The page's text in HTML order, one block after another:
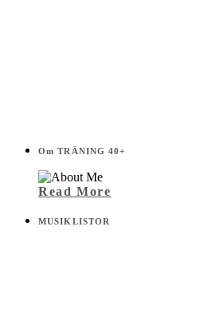
Om TRÄNING 40+
Read More
MUSIKLISTOR